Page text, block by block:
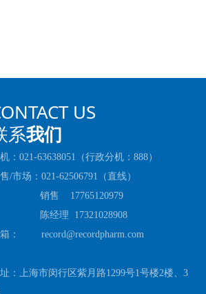
US
系我们
：021-63638051（行政分机：888）
售/市场：021-62506791（直线）
售 17765120979
经理 17321028908
箱： record@recordpharm.com
：上海市闵行区紫月路1299号1号楼2楼、3